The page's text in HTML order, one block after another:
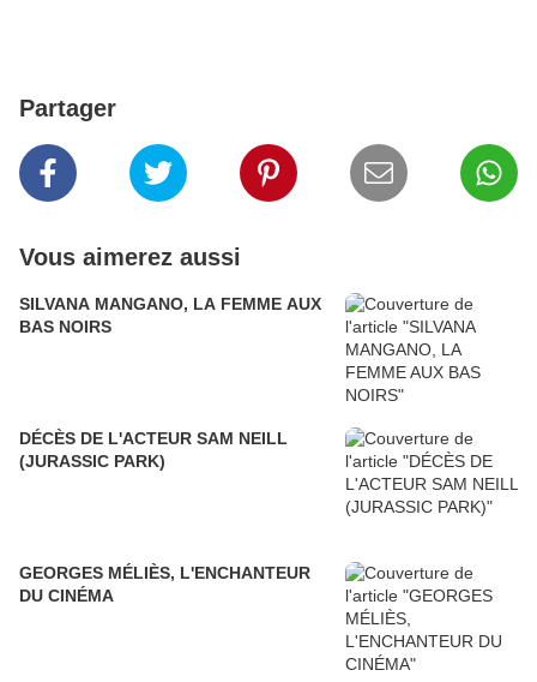
Partager
Vous aimerez aussi
SILVANA MANGANO, LA FEMME AUX
BAS NOIRS
DÉCÈS DE L'ACTEUR SAM NEILL
(JURASSIC PARK)
GEORGES MÉLIÈS, L'ENCHANTEUR
DU CINÉMA